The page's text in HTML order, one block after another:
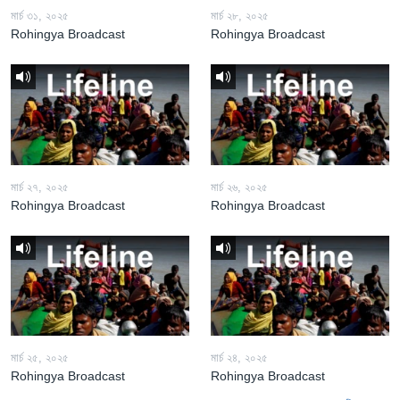
মার্চ ৩১, ২০২৫
Rohingya Broadcast
মার্চ ২৮, ২০২৫
Rohingya Broadcast
মার্চ ২৭, ২০২৫
Rohingya Broadcast
মার্চ ২৬, ২০২৫
Rohingya Broadcast
মার্চ ২৫, ২০২৫
Rohingya Broadcast
মার্চ ২৪, ২০২৫
Rohingya Broadcast